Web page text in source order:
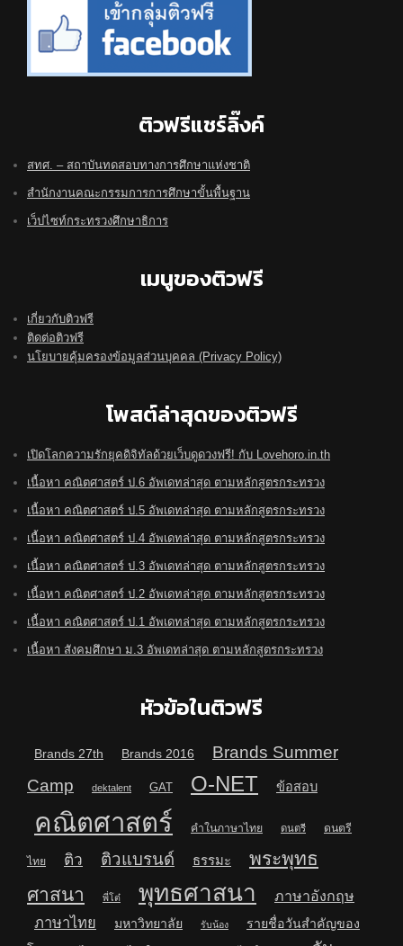
ติวฟรีแชร์ลิ๊งค์
สทศ. – สถาบันทดสอบทางการศึกษาแห่งชาติ
สำนักงานคณะกรรมการการศึกษาขั้นพื้นฐาน
เว็ปไซท์กระทรวงศึกษาธิการ
เมนูของติวฟรี
เกี่ยวกับติวฟรี
ติดต่อติวฟรี
นโยบายคุ้มครองข้อมูลส่วนบุคคล (Privacy Policy)
โพสต์ล่าสุดของติวฟรี
เปิดโลกความรักยุคดิจิทัลด้วยเว็บดูดวงฟรี! กับ Lovehoro.in.th
เนื้อหา คณิตศาสตร์ ป.6 อัพเดทล่าสุด ตามหลักสูตรกระทรวง
เนื้อหา คณิตศาสตร์ ป.5 อัพเดทล่าสุด ตามหลักสูตรกระทรวง
เนื้อหา คณิตศาสตร์ ป.4 อัพเดทล่าสุด ตามหลักสูตรกระทรวง
เนื้อหา คณิตศาสตร์ ป.3 อัพเดทล่าสุด ตามหลักสูตรกระทรวง
เนื้อหา คณิตศาสตร์ ป.2 อัพเดทล่าสุด ตามหลักสูตรกระทรวง
เนื้อหา คณิตศาสตร์ ป.1 อัพเดทล่าสุด ตามหลักสูตรกระทรวง
เนื้อหา สังคมศึกษา ม.3 อัพเดทล่าสุด ตามหลักสูตรกระทรวง
หัวข้อในติวฟรี
Brands 27th Brands 2016
Brands Summer
Camp
dektalent GAT O-NET ข้อสอบ
คณิตศาสตร์ คำในภาษาไทย ดนตรี ดนตรี
ไทย ติว ติวแบรนด์ ธรรมะ
พระพุทธ
ศาสนา
พี่โต๋ พุทธศาสนา ภาษาอังกฤษ
ภาษาไทย มหาวิทยาลัย รับน้อง
รายชื่อวันสำคัญของ